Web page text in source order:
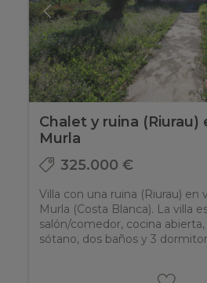
Chalet y ruina (Riurau)
Murla
325.000 €
Villa con una ruina (Riurau)​ en
Murla (Costa Blanca). La villa
salón/comedor, cocina abierta,
sótano, dos baños y 3